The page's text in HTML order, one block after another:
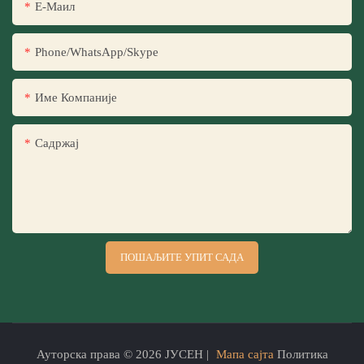
Е-Маил
Phone/WhatsApp/Skype
Име Компаније
Садржај
ПОШАЉИТЕ УПИТ САДА
Ауторска права © 2026 ЈУСЕН | Мапа сајтаПолитика